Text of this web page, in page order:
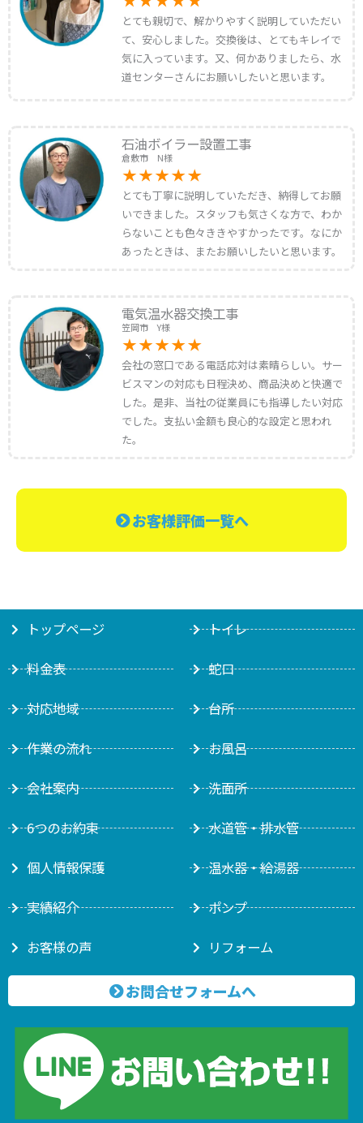
とても親切で、解かりやすく説明していただい
て、安心しました。交換後は、とてもキレイで
気に入っています。又、何かありましたら、水
道センターさんにお願いしたいと思います。
石油ボイラー設置工事
倉敷市 N様
とても丁寧に説明していただき、納得してお願
いできました。スタッフも気さくな方で、わか
らないことも色々ききやすかったです。なにか
あったときは、またお願いしたいと思います。
電気温水器交換工事
笠岡市 Y様
会社の窓口である電話応対は素晴らしい。サー
ビスマンの対応も日程決め、商品決めと快適で
した。是非、当社の従業員にも指導したい対応
でした。支払い金額も良心的な設定と思われ
た。
お客様評価一覧へ
トップページ
料金表
対応地域
作業の流れ
会社案内
6つのお約束
個人情報保護
実績紹介
お客様の声
トイレ
蛇口
台所
お風呂
洗面所
水道管・排水管
温水器・給湯器
ポンプ
リフォーム
お問合せフォームへ